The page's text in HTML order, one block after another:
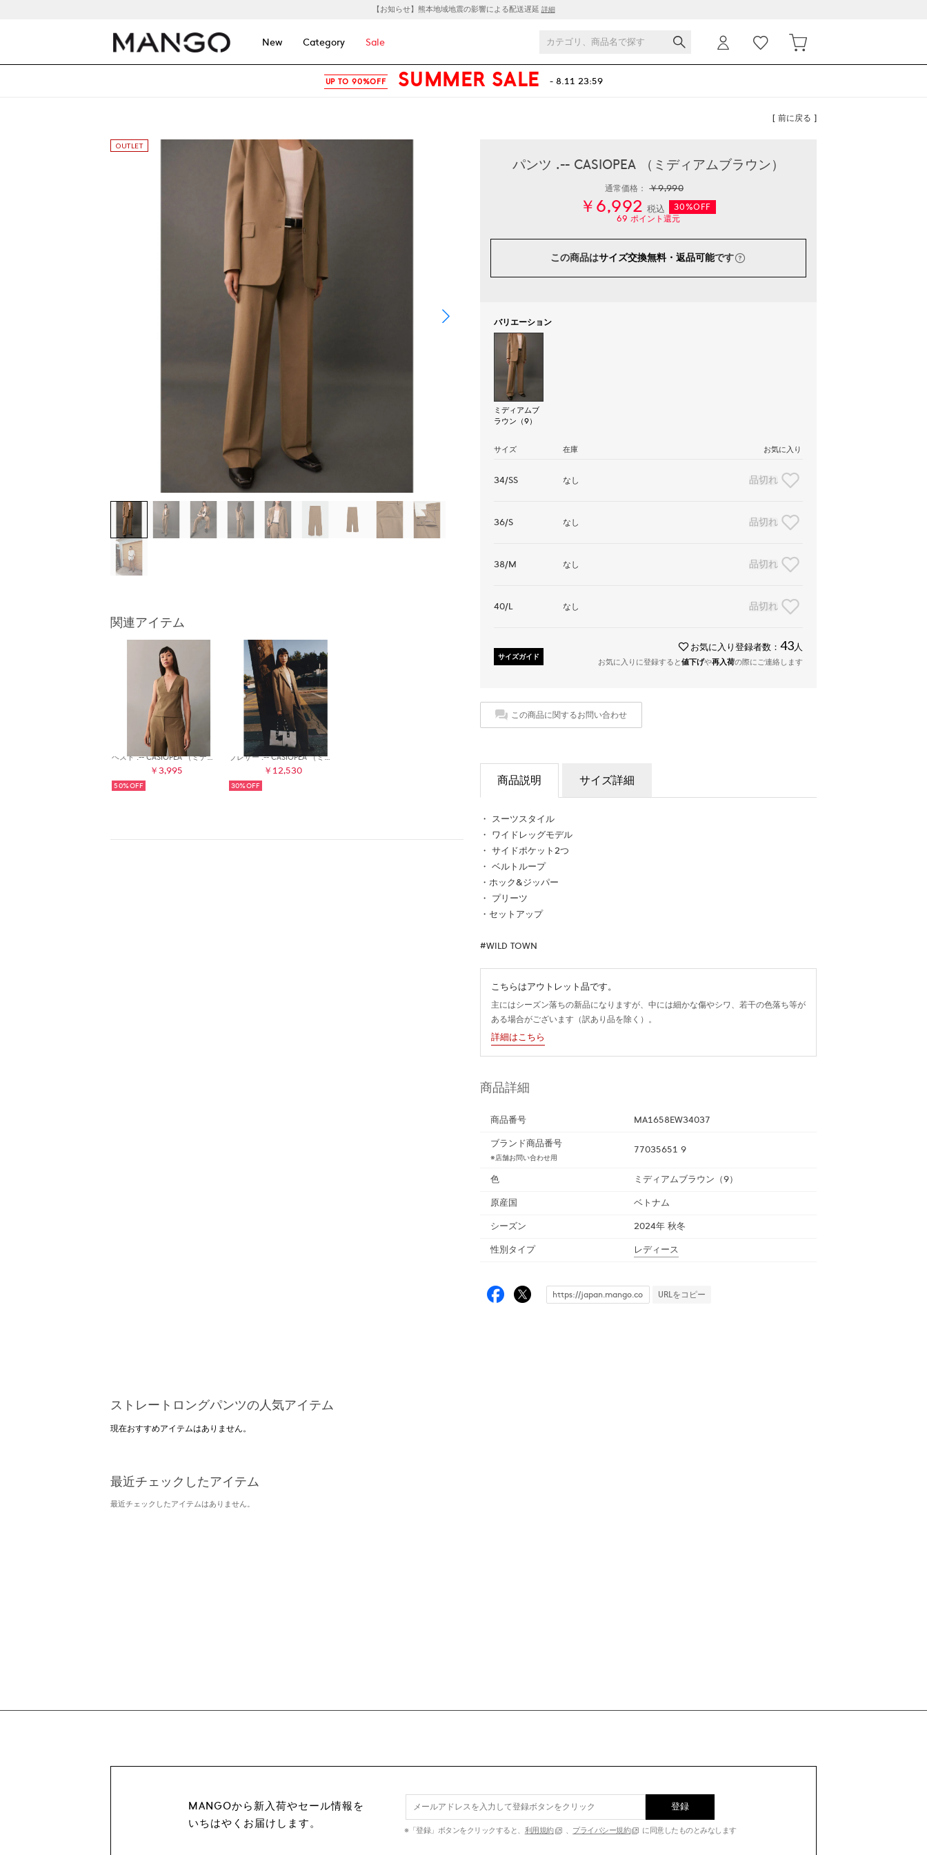
【お知らせ】熊本地域地震の影響による配送遅延 詳細
New Category Sale
UP TO 90%OFF SUMMER SALE - 8.11 23:59
[ 前に戻る ]
関連アイテム
ベスト .-- CASIOPEA （ミディアムブラウン）
￥3,995
50%
ブレザー .-- CASIOPEA （ミディアムブラウン）
￥12,530
30%
パンツ .-- CASIOPEA （ミディアムブラウン）
通常価格：￥9,990
￥6,992 税込
30%OFF
69 ポイント還元
この商品はサイズ交換無料・返品可能です
バリエーション
ミディアムブ
ラウン（9）
サイズ 在庫 お気に入り
34/SS なし 品切れ
36/S なし 品切れ
38/M なし 品切れ
40/L なし 品切れ
サイズガイド
お気に入り登録者数： 43 人
お気に入りに登録すると値下げや再入荷の際にご連絡します
この商品に関するお問い合わせ
商品説明 サイズ詳細
・ スーツスタイル
・ ワイドレッグモデル
・ サイドポケット2つ
・ ベルトループ
・ホック&ジッパー
・ プリーツ
・セットアップ
#WILD TOWN
こちらはアウトレット品です。
主にはシーズン落ちの新品になりますが、中には細かな傷やシワ、若干の色落ち等が
ある場合がございます（訳あり品を除く）。
詳細はこちら
商品詳細
商品番号
MA1658EW34037
ブランド商品番号
※店舗お問い合わせ用
77035651 9
色
ミディアムブラウン（9）
原産国
ベトナム
シーズン
2024年 秋冬
性別タイプ
レディース
URLをコピー
ストレートロングパンツの人気アイテム
現在おすすめアイテムはありません。
最近チェックしたアイテム
最近チェックしたアイテムはありません。
MANGOから新入荷やセール情報を
いちはやくお届けします。
登録
※「登録」ボタンをクリックすると、 利用規約 、 プライバシー規約 に同意したものとみなします